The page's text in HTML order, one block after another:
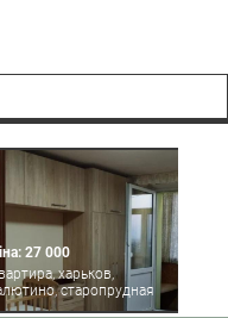
27 000
харьков,
старопрудная